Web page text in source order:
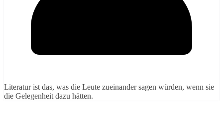
Literatur ist das, was die Leute zueinander sagen würden, wenn sie
die Gelegenheit dazu hätten.